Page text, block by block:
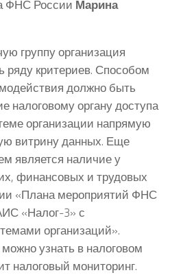
ФНС России Марина
группу организация
ряду критериев. Способом
должно быть
налоговому органу доступа
организации напрямую
витрину данных. Еще
является наличие у
финансовых и трудовых
«Плана мероприятий ФНС
«Налог-3» с
организаций».
узнать в налоговом
налоговый мониторинг.